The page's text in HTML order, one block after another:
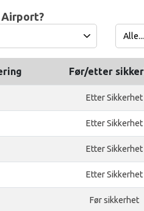
Airport?
Før/etter
Etter Sikkerhet
Etter Sikkerhet
Etter Sikkerhet
Etter Sikkerhet
Før sikkerhet